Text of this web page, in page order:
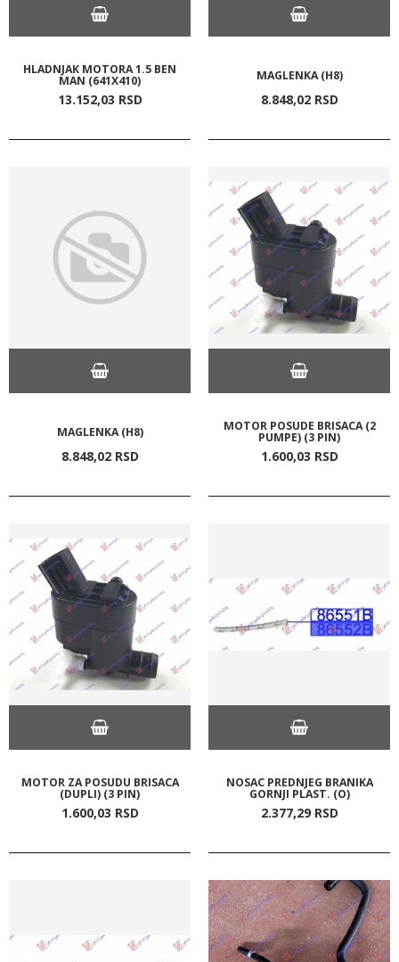
HLADNJAK MOTORA 1.5 BEN
MAN (641X410)
13.152,03 RSD
MAGLENKA (H8)
8.848,02 RSD
MAGLENKA (H8)
8.848,02 RSD
MOTOR POSUDE BRISACA (2
PUMPE) (3 PIN)
1.600,03 RSD
MOTOR ZA POSUDU BRISACA
(DUPLI) (3 PIN)
1.600,03 RSD
NOSAC PREDNJEG BRANIKA
GORNJI PLAST. (O)
2.377,29 RSD